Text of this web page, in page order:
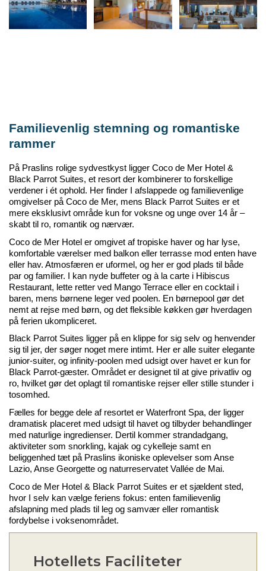
Familievenlig stemning og romantiske
rammer
På Praslins rolige sydvestkyst ligger Coco de Mer Hotel &
Black Parrot Suites, et resort der kombinerer to forskellige
verdener i ét ophold. Her finder I afslappede og familievenlige
omgivelser på Coco de Mer, mens Black Parrot Suites er et
mere eksklusivt område kun for voksne og unge over 14 år –
skabt til ro, romantik og nærvær.
Coco de Mer Hotel er omgivet af tropiske haver og har lyse,
komfortable værelser med balkon eller terrasse mod enten have
eller hav. Atmosfæren er uformel, og her er god plads til både
par og familier. I kan nyde buffeter og à la carte i Hibiscus
Restaurant, lette retter ved Mango Terrace eller en cocktail i
baren, mens børnene leger ved poolen. En børnepool gør det
nemt at rejse med børn, og det fleksible køkken gør hverdagen
på ferien ukompliceret.
Black Parrot Suites ligger på en klippe for sig selv og henvender
sig til jer, der søger noget mere intimt. Her er alle suiter elegante
junior-suiter, og infinity-poolen med udsigt over havet er kun for
Black Parrot-gæster. Området er designet til at give privatliv og
ro, hvilket gør det oplagt til romantiske rejser eller stille stunder i
tosomhed.
Fælles for begge dele af resortet er Waterfront Spa, der ligger
dramatisk placeret med udsigt til havet og tilbyder behandlinger
med naturlige ingredienser. Dertil kommer strandadgang,
aktiviteter som snorkling, kajak og cykelleje samt en
beliggenhed tæt på Praslins ikoniske oplevelser som Anse
Lazio, Anse Georgette og naturreservatet Vallée de Mai.
Coco de Mer Hotel & Black Parrot Suites er et sjældent sted,
hvor I selv kan vælge feriens fokus: enten familievenlig
afslapning med plads til leg og samvær eller romantisk
fordybelse i voksenområdet.
Hotellets Faciliteter